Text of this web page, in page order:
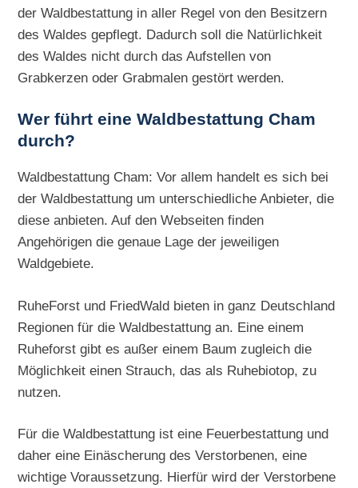
der Waldbestattung in aller Regel von den Besitzern
des Waldes gepflegt. Dadurch soll die Natürlichkeit
des Waldes nicht durch das Aufstellen von
Grabkerzen oder Grabmalen gestört werden.
Wer führt eine Waldbestattung Cham
durch?
Waldbestattung Cham: Vor allem handelt es sich bei
der Waldbestattung um unterschiedliche Anbieter, die
diese anbieten. Auf den Webseiten finden
Angehörigen die genaue Lage der jeweiligen
Waldgebiete.
RuheForst und FriedWald bieten in ganz Deutschland
Regionen für die Waldbestattung an. Eine einem
Ruheforst gibt es außer einem Baum zugleich die
Möglichkeit einen Strauch, das als Ruhebiotop, zu
nutzen.
Für die Waldbestattung ist eine Feuerbestattung und
daher eine Einäscherung des Verstorbenen, eine
wichtige Voraussetzung. Hierfür wird der Verstorbene